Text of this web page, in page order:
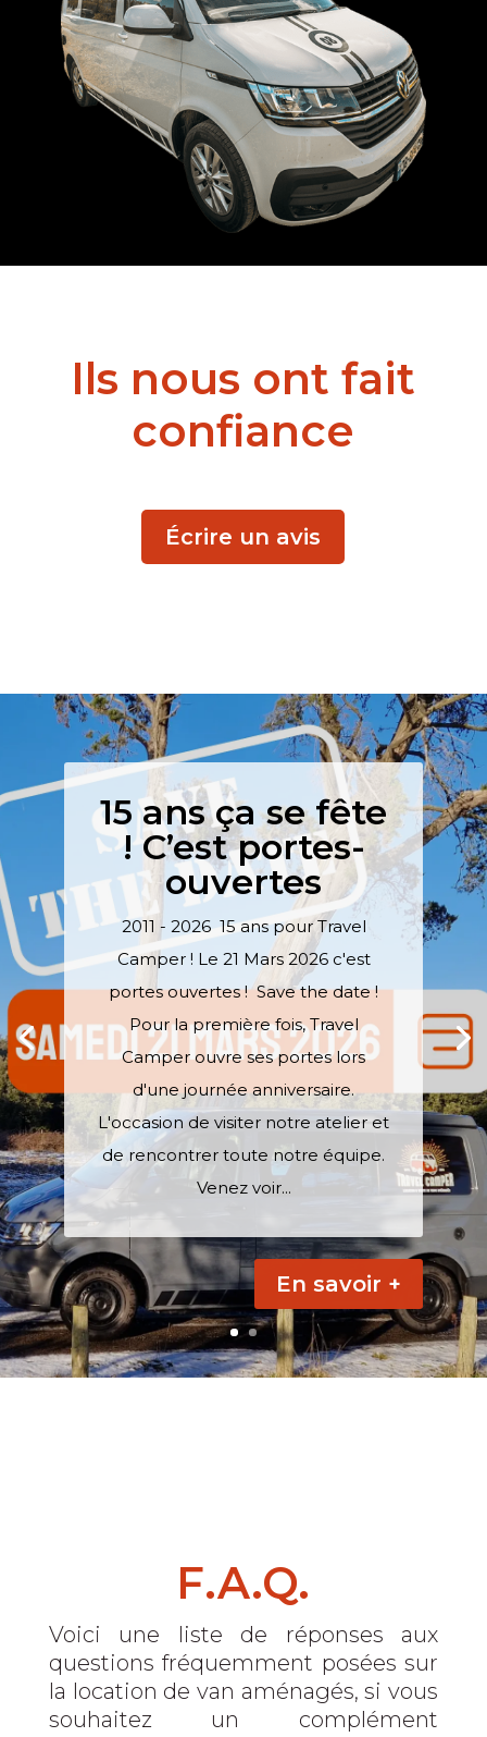
Ils nous ont fait
confiance
Écrire un avis
15 ans ça se fête
! C’est portes-
ouvertes
2011 - 2026 15 ans pour Travel
Camper ! Le 21 Mars 2026 c'est
portes ouvertes ! Save the date !
Pour la première fois, Travel
Camper ouvre ses portes lors
d'une journée anniversaire.
L'occasion de visiter notre atelier et
de rencontrer toute notre équipe.
Venez voir...
En savoir +
F.A.Q.
Voici une liste de réponses aux
questions fréquemment posées sur
la location de van aménagés, si vous
souhaitez un complément